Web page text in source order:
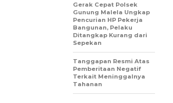
Gerak Cepat Polsek
Gunung Malela Ungkap
Pencurian HP Pekerja
Bangunan, Pelaku
Ditangkap Kurang dari
Sepekan
Tanggapan Resmi Atas
Pemberitaan Negatif
Terkait Meninggalnya
Tahanan